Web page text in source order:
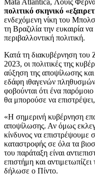
Mata Atlântica, Λουίς
πολιτικό σκηνικό
ενδεχόμενη νίκη του
τη Βραζιλία την ευκαιρία
περιβαλλοντική πολιτική.
Κατά τη διακυβέρνηση
2023, οι πολιτικές της
αύξηση της αποψίλωσης
εδάφη ιθαγενών
φοβούνται ότι ένα
θα μπορούσε να
«Η σημερινή κυβέρνηση
αποψίλωσης. Αν όμως
κίνδυνος να επιστρέψουμε
καταστροφής σε όλα τα
του παράταξη είναι
επιστήμη και
δήλωσε ο Πίντο.